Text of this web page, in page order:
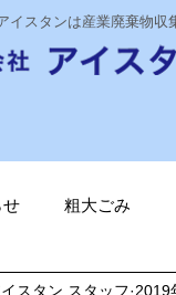
イスタンは産業廃棄物
せ 粗大ごみ
スタン スタッフ 2019